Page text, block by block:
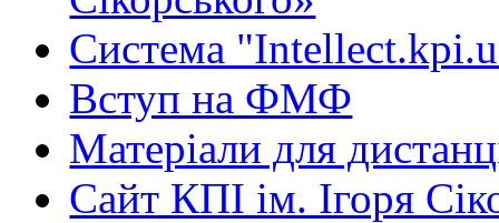
Система
Вступ на ФМФ
Матеріали для
Сайт КПІ ім. Ігоря